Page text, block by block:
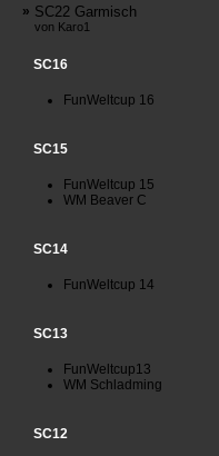
» SC22 Garmisch
von Karo1
SC16
FunWeltcup 16
SC15
FunWeltcup 15
WM Beaver C
SC14
FunWeltcup 14
SC13
FunWeltcup13
WM Schladming
SC12